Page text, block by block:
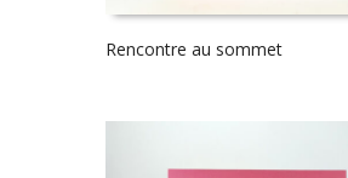
Rencontre au sommet